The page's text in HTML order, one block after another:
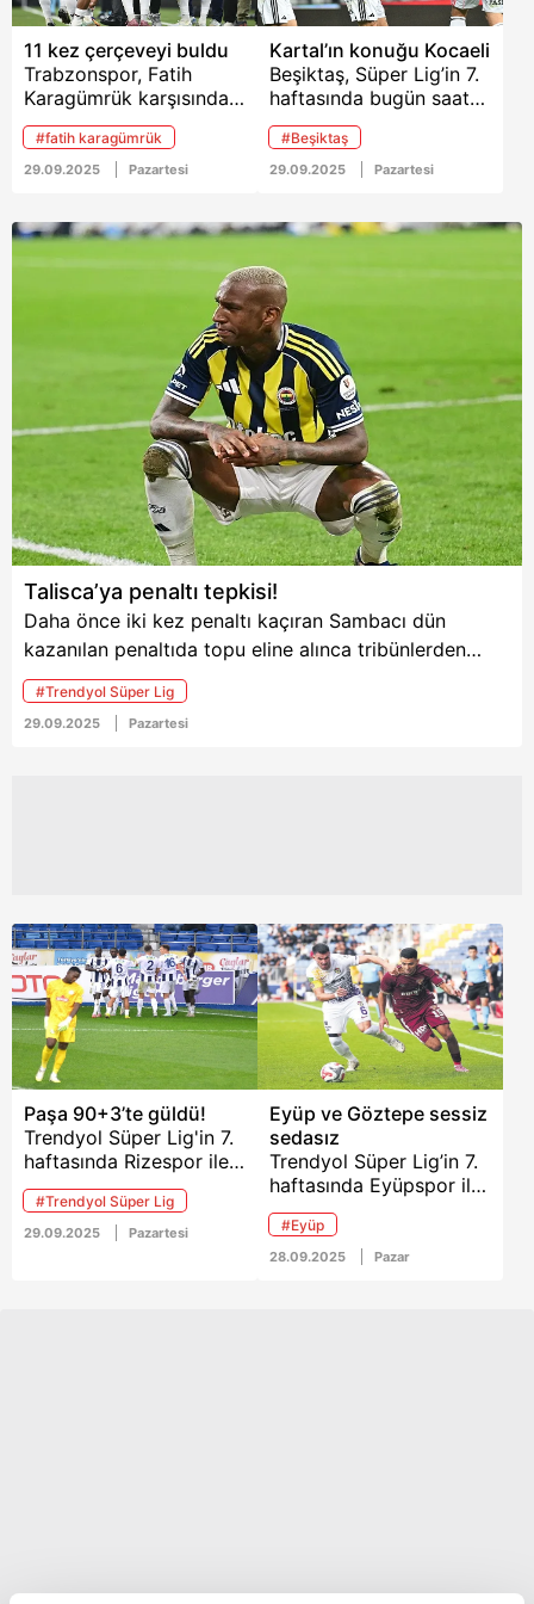
11 kez çerçeveyi buldu
Trabzonspor, Fatih
Karagümrük karşısında
11 isabetli şutla Aralık
2023’ten bu yana
deplasmandaki en
performansını sergiledi.
#fatih karagümrük
29.09.2025 Pazartesi
Kartal’ın konuğu Kocaeli
Beşiktaş, Süper Lig’in 7.
haftasında bugün saat
20.00’de Kocaelispor’u
konuk edecek
#Beşiktaş
29.09.2025 Pazartesi
Talisca’ya penaltı tepkisi!
Daha önce iki kez penaltı kaçıran Sambacı dün
kazanılan penaltıda topu eline alınca tribünlerden
ıslıklar yükseldi
#Trendyol Süper Lig
29.09.2025 Pazartesi
Paşa 90+3’te güldü!
Trendyol Süper Lig'in 7.
haftasında Rizespor ile
Kasımpaşa karşı karşıya
geldi. Didi
Stadyumu'nda oynanan
#Trendyol Süper Lig
29.09.2025 Pazartesi
Eyüp ve Göztepe sessiz
sedasız
Trendyol Süper Lig’in 7.
haftasında Eyüpspor ile
Göztepe maçı golsüz
beraberlikle bitti...
#Eyüp
28.09.2025 Pazar